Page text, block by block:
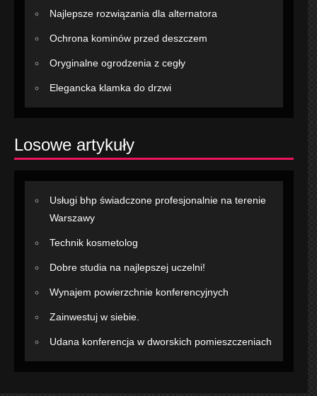
Najlepsze rozwiązania dla alternatora
Ochrona kominów przed deszczem
Oryginalne ogrodzenia z cegły
Elegancka klamka do drzwi
Losowe artykuły
Usługi bhp świadczone profesjonalnie na terenie
Warszawy
Technik kosmetolog
Dobre studia na najlepszej uczelni!
Wynajem powierzchnie konferencyjnych
Zainwestuj w siebie.
Udana konferencja w dworskich pomieszczeniach